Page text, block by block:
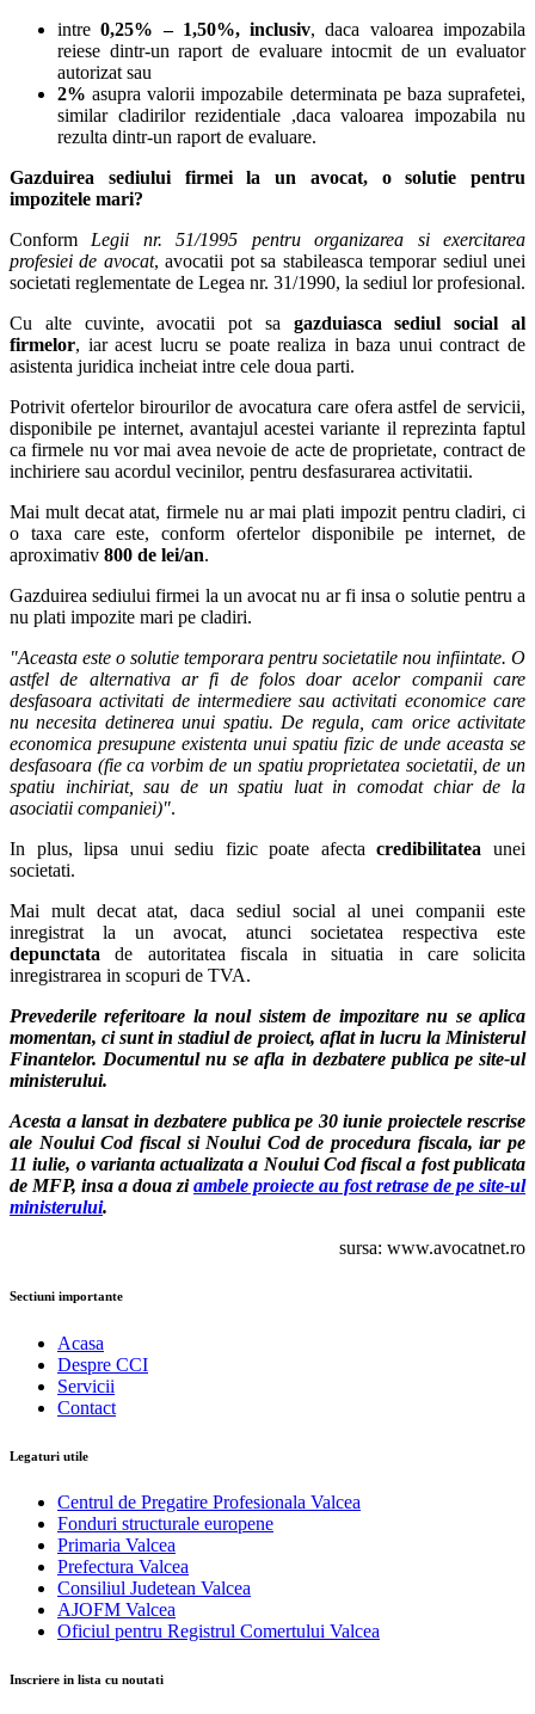
intre0,25% – 1,50%, inclusiv, daca valoarea impozabila
reiese dintr-un raport de evaluare intocmit de un evaluator
autorizat sau
2% asupra valorii impozabile determinata pe baza suprafetei,
similar cladirilor rezidentiale ,daca valoarea impozabila nu
rezulta dintr-un raport de evaluare.
Gazduirea sediului firmei la un avocat, o solutie pentru
impozitele mari?
Conform Legii nr. 51/1995 pentru organizarea si exercitarea
profesiei de avocat, avocatii pot sa stabileasca temporar sediul unei
societati reglementate de Legea nr. 31/1990, la sediul lor profesional.
Cu alte cuvinte, avocatii pot sa gazduiasca sediul social al
firmelor, iar acest lucru se poate realiza in baza unui contract de
asistenta juridica incheiat intre cele doua parti.
Potrivit ofertelor birourilor de avocatura care ofera astfel de servicii,
disponibile pe internet, avantajul acestei variante il reprezinta faptul
ca firmele nu vor mai avea nevoie de acte de proprietate, contract de
inchiriere sau acordul vecinilor, pentru desfasurarea activitatii.
Mai mult decat atat, firmele nu ar mai plati impozit pentru cladiri, ci
o taxa care este, conform ofertelor disponibile pe internet, de
aproximativ 800 de lei/an.
Gazduirea sediului firmei la un avocat nu ar fi insa o solutie pentru a
nu plati impozite mari pe cladiri.
"Aceasta este o solutie temporara pentru societatile nou infiintate. O
astfel de alternativa ar fi de folos doar acelor companii care
desfasoara activitati de intermediere sau activitati economice care
nu necesita detinerea unui spatiu. De regula, cam orice activitate
economica presupune existenta unui spatiu fizic de unde aceasta se
desfasoara (fie ca vorbim de un spatiu proprietatea societatii, de un
spatiu inchiriat, sau de un spatiu luat in comodat chiar de la
asociatii companiei)".
In plus, lipsa unui sediu fizic poate afectacredibilitatea unei
societati.
Mai mult decat atat, daca sediul social al unei companii este
inregistrat la un avocat, atunci societatea respectiva este
depunctata de autoritatea fiscala in situatia in care solicita
inregistrarea in scopuri de TVA.
Prevederile referitoare la noul sistem de impozitare nu se aplica
momentan, ci sunt in stadiul de proiect, aflat in lucru la Ministerul
Finantelor. Documentul nu se afla in dezbatere publica pe site-ul
ministerului.
Acesta a lansat in dezbatere publica pe 30 iunie proiectele rescrise
ale Noului Cod fiscal si Noului Cod de procedura fiscala, iar pe
11 iulie, o varianta actualizata a Noului Cod fiscal a fost publicata
de MFP, insa a doua ziambele proiecte au fost retrase de pe site-ul
ministerului.
sursa: www.avocatnet.ro
Sectiuni importante
Acasa
Despre CCI
Servicii
Contact
Legaturi utile
Centrul de Pregatire Profesionala Valcea
Fonduri structurale europene
Primaria Valcea
Prefectura Valcea
Consiliul Judetean Valcea
AJOFM Valcea
Oficiul pentru Registrul Comertului Valcea
Inscriere in lista cu noutati